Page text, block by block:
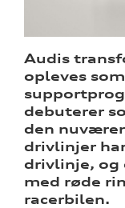
Audis
opleves
debuterer
den
drivlinjer
drivlinje, og
med røde
racerbilen.